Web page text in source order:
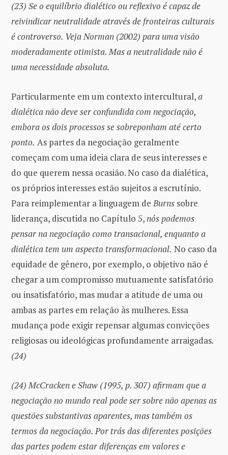
(23) Se o equilíbrio dialético ou reflexivo é capaz de
reivindicar neutralidade através de fronteiras culturais
é controverso. Veja Norman (2002) para uma visão
moderadamente otimista. Mas a neutralidade não é
uma necessidade absoluta.
Particularmente em um contexto intercultural,a
dialética não deve ser confundida com negociação,
embora os dois processos se sobreponham até certo
ponto. As partes da negociação geralmente
começam com uma ideia clara de seus interesses e
do que querem nessa ocasião. No caso da dialética,
os próprios interesses estão sujeitos a escrutínio.
Para reimplementar a linguagem deBurns sobre
liderança, discutida no Capítulo 5,nós podemos
pensar na negociação como transacional, enquanto a
dialética tem um aspecto transformacional. No caso da
equidade de gênero, por exemplo, o objetivo não é
chegar a um compromisso mutuamente satisfatório
ou insatisfatório, mas mudar a atitude de uma ou
ambas as partes em relação às mulheres. Essa
mudança pode exigir repensar algumas convicções
religiosas ou ideológicas profundamente arraigadas.
(24)
(24) McCracken e Shaw (1995, p. 307) afirmam que a
negociação no mundo real pode ser sobre não apenas as
questões substantivas aparentes, mas também os
termos da negociação. Por trás das diferentes posições
das partes podem estar diferenças em valores e